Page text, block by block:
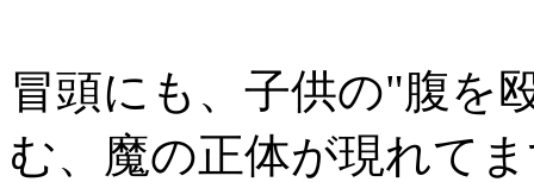
冒頭にも、子供の"腹を
む、魔の正体が現れて